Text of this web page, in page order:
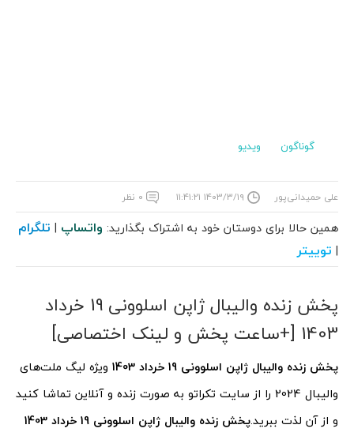
گوناگون ویدیو
علی حمیدانی‌پور ۱۴۰۳/۳/۱۹ ۱۱:۴۱:۲۱ ۰ نظر
همین حالا برای دوستان خود به اشتراک بگذارید: واتساپ | تلگرام
| توییتر
پخش زنده والیبال ژاپن اسلوونی 19 خرداد
1403 [+ساعت پخش و لینک اختصاصی]
پخش زنده والیبال ژاپن اسلوونی 19 خرداد 1403
ویژه لیگ ملت‌های
والیبال 2024 را از سایت تکراتو به صورت زنده و آنلاین تماشا کنید
و از آن لذت ببرید.پخش زنده والیبال ژاپن اسلوونی 19 خرداد 1403